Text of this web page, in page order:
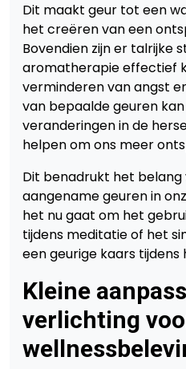
Dit maakt geur tot een
het creëren van een
Bovendien zijn er talrijke
aromatherapie effectief
verminderen van angst
van bepaalde geuren
veranderingen in de
helpen om ons meer
Dit benadrukt het
aangename geuren in
het nu gaat om het
tijdens meditatie of het
een geurige kaars tijdens
Kleine
verlichting